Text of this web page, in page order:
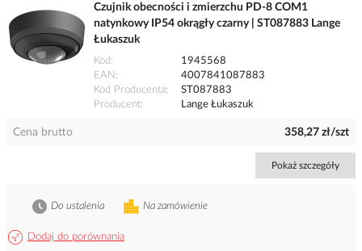
Czujnik obecności i zmierzchu PD-8 COM1
natynkowy IP54 okrągły czarny | ST087883 Lange
Łukaszuk
Kod
1945568
EAN
4007841087883
Kod Producenta
ST087883
Producent
Lange Łukaszuk
Cena brutto 358,27 zł/szt
Pokaż szczegóły
Dodaj do porównania
Na zamówienie
Do ustalenia